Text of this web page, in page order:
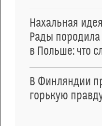
Нахальная
Рады
в Польше: что
В Финляндии
горькую